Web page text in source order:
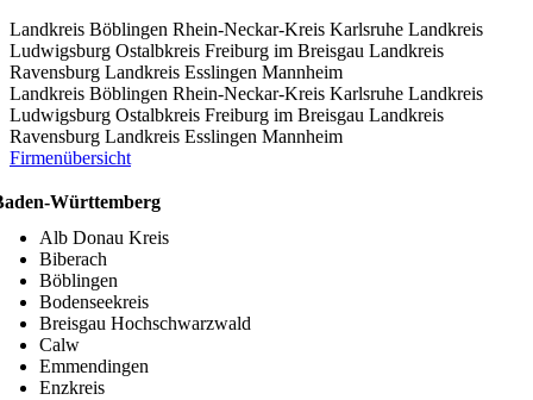
Landkreis Böblingen Rhein-Neckar-Kreis Karlsruhe Landkreis
Ludwigsburg Ostalbkreis Freiburg im Breisgau Landkreis
Ravensburg Landkreis Esslingen Mannheim
Landkreis Böblingen Rhein-Neckar-Kreis Karlsruhe Landkreis
Ludwigsburg Ostalbkreis Freiburg im Breisgau Landkreis
Ravensburg Landkreis Esslingen Mannheim
Firmenübersicht
Württemberg
Alb Donau Kreis
Biberach
Böblingen
Bodenseekreis
Breisgau Hochschwarzwald
Calw
Emmendingen
Enzkreis